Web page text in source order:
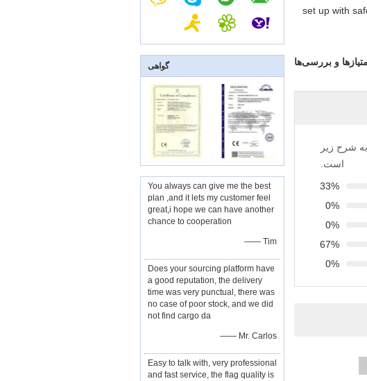
گواهی
You always can give me the best
plan ,and it lets my customer feel
great,i hope we can have another
chance to cooperation
—— Tim
Does your sourcing platform have
a good reputation, the delivery
time was very punctual, there was
no case of poor stock, and we did
not find cargo da
—— Mr. Carlos
Easy to talk with, very professional
and fast service, the flag quality is
set up with
امتیازها و بررسی‌ها
به شرح زیر
است.
33%
0%
0%
67%
0%